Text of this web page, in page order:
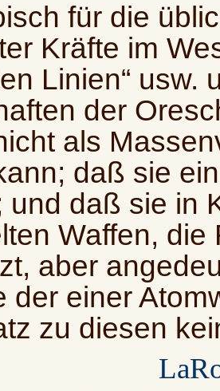
für die
Kräfte im
Linien“ usw.
der
als
daß sie
und daß sie in
Waffen,
aber
der einer
zu diesen